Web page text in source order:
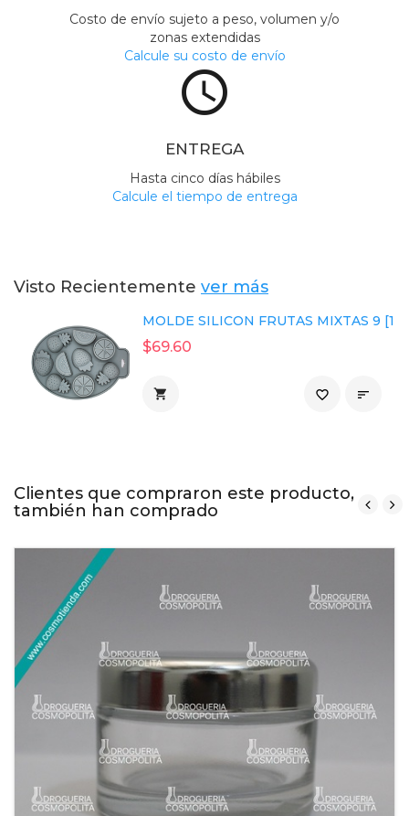
Costo de envío sujeto a peso, volumen y/o
zonas extendidas
Calcule su costo de envío
access_time
ENTREGA
Hasta cinco días hábiles
Calcule el tiempo de entrega
Visto Recientemente ver más
MOLDE SILICON FRUTAS MIXTAS 9 [1
$69.60
 
favorite_border
Clientes que compraron este producto,
también han comprado